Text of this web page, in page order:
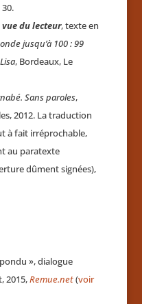
du lecteur, texte en
jusqu’à 100 :99
, Bordeaux, Le
Sans paroles,
2012. La traduction
à fait irréprochable,
au paratexte
dûment signées),
», dialogue
2015,Remue.net(voir